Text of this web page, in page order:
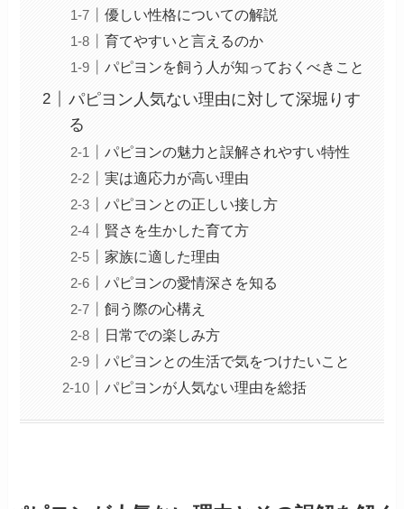
優しい性格についての解説
育てやすいと言えるのか
パピヨンを飼う人が知っておくべきこと
パピヨン人気ない理由に対して深堀りす
る
パピヨンの魅力と誤解されやすい特性
実は適応力が高い理由
パピヨンとの正しい接し方
賢さを生かした育て方
家族に適した理由
パピヨンの愛情深さを知る
飼う際の心構え
日常での楽しみ方
パピヨンとの生活で気をつけたいこと
パピヨンが人気ない理由を総括